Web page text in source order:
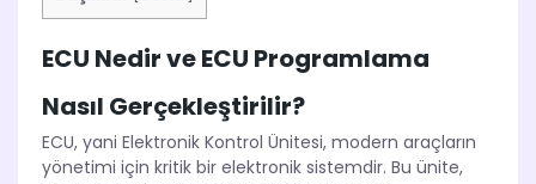
ECU Nedir ve ECU Programlama
Nasıl Gerçekleştirilir?
ECU, yani Elektronik Kontrol Ünitesi, modern araçların
yönetimi için kritik bir elektronik sistemdir. Bu ünite,